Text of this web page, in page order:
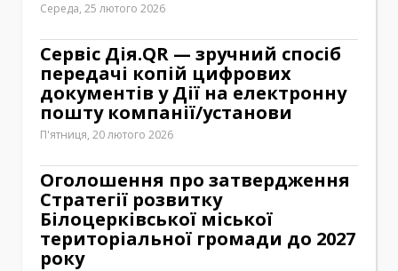
Середа, 25 лютого 2026
Сервіс Дія.QR — зручний спосіб
передачі копій цифрових
документів у Дії на електронну
пошту компанії/установи
П'ятниця, 20 лютого 2026
Оголошення про затвердження
Стратегії розвитку
Білоцерківської міської
територіальної громади до 2027
року